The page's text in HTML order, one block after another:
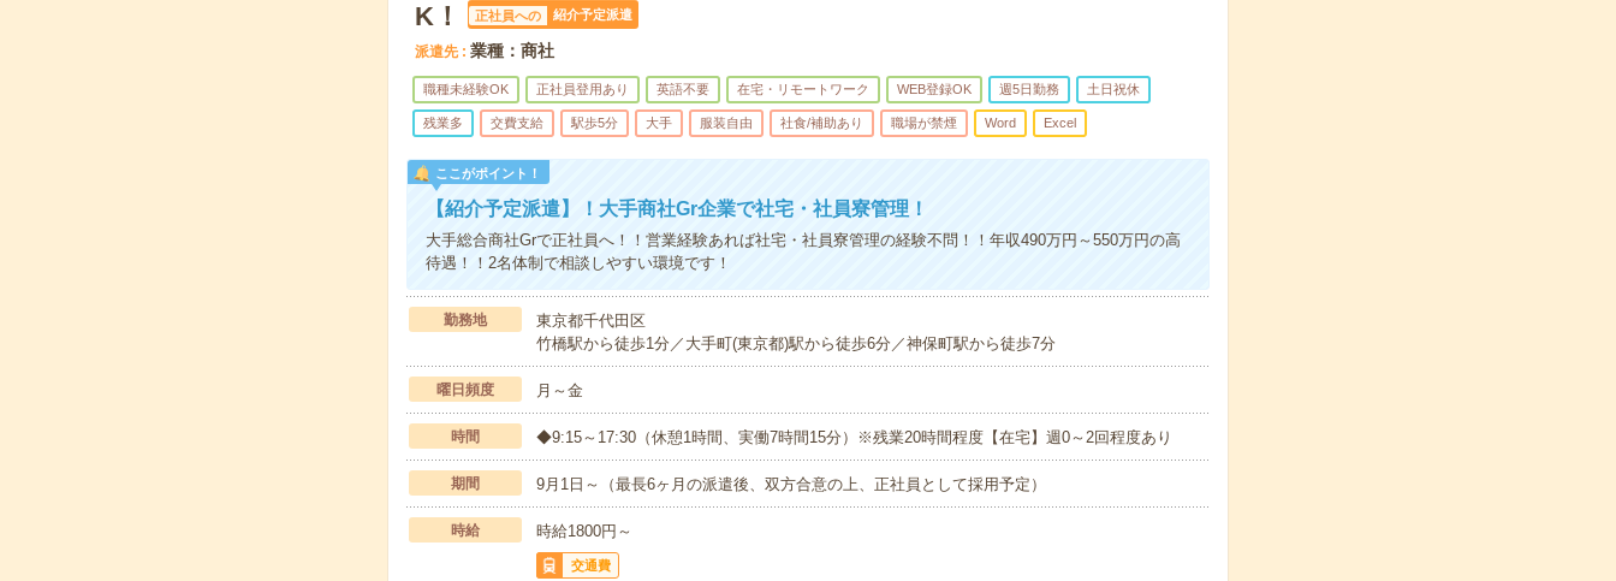
K！
正社員への 紹介予定派遣
派遣先 業種：商社
職種未経験OK 正社員登用あり 英語不要 在宅・リモートワーク WEB登録OK 週5日勤務 土日祝休
残業多 交費支給 駅歩5分 大手 服装自由 社食/補助あり 職場が禁煙 Word Excel
ここがポイント！
【紹介予定派遣】！大手商社Gr企業で社宅・社員寮管理！
大手総合商社Grで正社員へ！！営業経験あれば社宅・社員寮管理の経験不問！！年収490万円～550万円の高
待遇！！2名体制で相談しやすい環境です！
勤務地
東京都千代田区
竹橋駅から徒歩1分／大手町(東京都)駅から徒歩6分／神保町駅から徒歩7分
曜日頻度 月～金
時間 ◆9:15～17:30（休憩1時間、実働7時間15分）※残業20時間程度【在宅】週0～2回程度あり
期間 9月1日～（最長6ヶ月の派遣後、双方合意の上、正社員として採用予定）
時給 時給1800円～
交通費